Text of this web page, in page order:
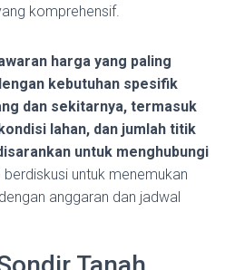
komprehensif.
harga yang paling
kebutuhan spesifik
dan sekitarnya, termasuk
lahan, dan jumlah titik
untuk menghubungi
berdiskusi untuk menemukan
anggaran dan jadwal